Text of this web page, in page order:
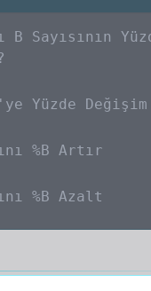
B Sayısının
Yüzde Değişim
%B Artır
%B Azalt